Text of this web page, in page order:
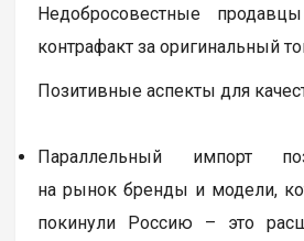
Недобросовестные
контрафакт за оригинальный
Позитивные аспекты для
Параллельный импорт
на рынок бренды и модели,
покинули Россию – это